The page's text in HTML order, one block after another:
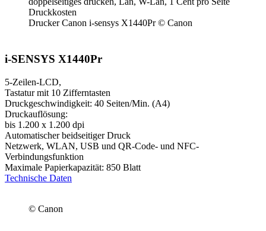
Drucker Canon i-sensys X1440Pr© Canon
i-SENSYS X1440Pr
5-Zeilen-LCD,
Tastatur mit 10 Zifferntasten
Druckgeschwindigkeit: 40 Seiten/Min. (A4)
Druckauflösung:
bis 1.200 x 1.200 dpi
Automatischer beidseitiger Druck
Netzwerk, WLAN, USB und QR-Code- und NFC-
Verbindungsfunktion
Maximale Papierkapazität: 850 Blatt
Technische Daten
© Canon